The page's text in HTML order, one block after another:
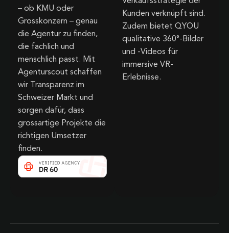
– ob KMU oder
Grosskonzern – genau
die Agentur zu finden,
die fachlich und
menschlich passt. Mit
Agenturscout schaffen
wir Transparenz im
Schweizer Markt und
sorgen dafür, dass
grossartige Projekte die
richtigen Umsetzer
finden.
Kunden verknüpft sind.
Zudem bietet QYOU
qualitative 360°-Bilder
und -Videos für
immersive VR-
Erlebnisse.